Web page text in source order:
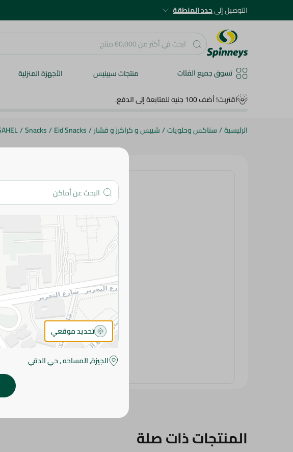
التوصيل إلىحدد المنطقة
تسوق جميع الفئات منتجات سبينيس الأجهزة المنزلية
اقتربت! أضف 100 جنيه للمتابعة إلى الدفع.
الرئيسية/سناكس وحلويات/شيبس و كراكرز و فشار/
Eid Snacks
/
Snacks
/
المنتجات ذات صلة
تحديد موقعي
الجيزة, المساحه , حي الدقي